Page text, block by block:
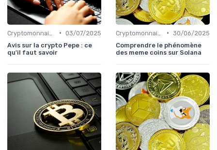
• 03/07/2025
Avis sur la crypto Pepe : ce
qu'il faut savoir
• 30/06/2025
Comprendre le phénomène
des meme coins sur Solana